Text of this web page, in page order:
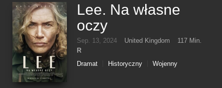
Lee. Na własne
oczy
Sep. 13, 2024 United Kingdom
117 Min.
R
Dramat
Historyczny Wojenny